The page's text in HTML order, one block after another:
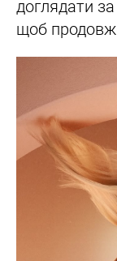
доглядати
щоб